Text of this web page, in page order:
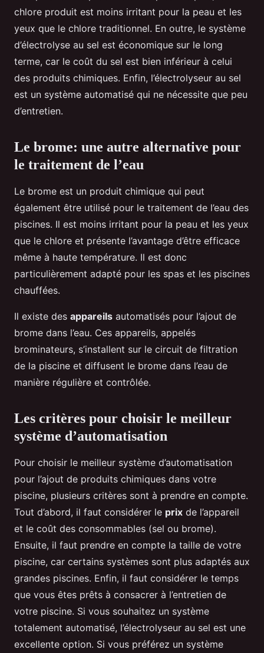
chlore produit est moins irritant pour la peau et les
yeux que le chlore traditionnel. En outre, le système
d’électrolyse au sel est économique sur le long
terme, car le coût du sel est bien inférieur à celui
des produits chimiques. Enfin, l’électrolyseur au sel
est un système automatisé qui ne nécessite que peu
d’entretien.
Le brome: une autre alternative pour
le traitement de l’eau
Le brome est un produit chimique qui peut
également être utilisé pour le traitement de l’eau des
piscines. Il est moins irritant pour la peau et les yeux
que le chlore et présente l’avantage d’être efficace
même à haute température. Il est donc
particulièrement adapté pour les spas et les piscines
chauffées.
Il existe des appareils automatisés pour l’ajout de
brome dans l’eau. Ces appareils, appelés
brominateurs, s’installent sur le circuit de filtration
de la piscine et diffusent le brome dans l’eau de
manière régulière et contrôlée.
Les critères pour choisir le meilleur
système d’automatisation
Pour choisir le meilleur système d’automatisation
pour l’ajout de produits chimiques dans votre
piscine, plusieurs critères sont à prendre en compte.
Tout d’abord, il faut considérer le prix de l’appareil
et le coût des consommables (sel ou brome).
Ensuite, il faut prendre en compte la taille de votre
piscine, car certains systèmes sont plus adaptés aux
grandes piscines. Enfin, il faut considérer le temps
que vous êtes prêts à consacrer à l’entretien de
votre piscine. Si vous souhaitez un système
totalement automatisé, l’électrolyseur au sel est une
excellente option. Si vous préférez un système